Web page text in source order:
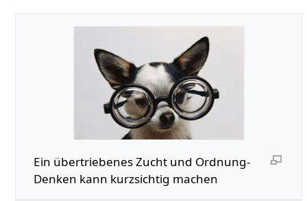
Ein übertriebenes Zucht und Ordnung-
Denken kann kurzsichtig machen